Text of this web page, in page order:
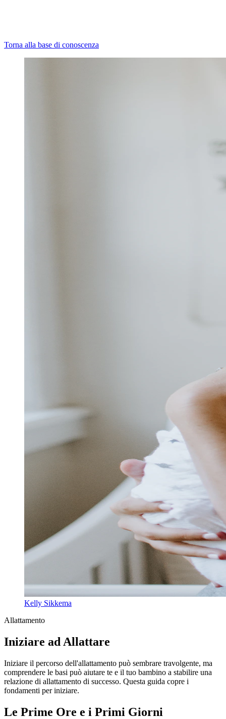
Torna alla base di conoscenza
Kelly Sikkema
Allattamento
Iniziare ad Allattare
Iniziare il percorso dell'allattamento può sembrare travolgente, ma
comprendere le basi può aiutare te e il tuo bambino a stabilire una
relazione di allattamento di successo. Questa guida copre i
fondamenti per iniziare.
Le Prime Ore e i Primi Giorni